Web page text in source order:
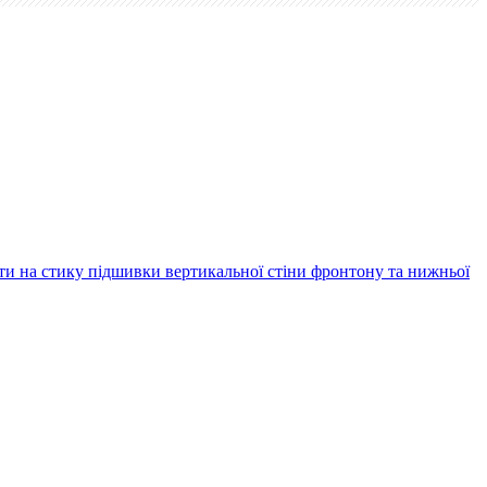
на стику підшивки вертикальної стіни фронтону та нижньої